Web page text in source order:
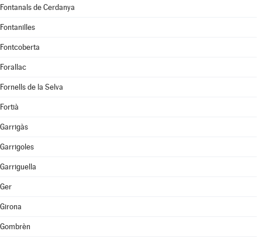
Fontanals de Cerdanya
Fontanilles
Fontcoberta
Forallac
Fornells de la Selva
Fortià
Garrigàs
Garrigoles
Garriguella
Ger
Girona
Gombrèn